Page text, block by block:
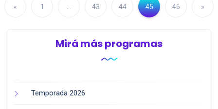
« 1 43 44 45 46 »
Mirá más programas
Temporada 2026